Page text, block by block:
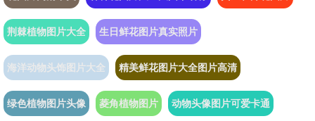
荆棘植物图片大全 生日鲜花图片真实照片
海洋动物头饰图片大全 精美鲜花图片大全图片高清
绿色植物图片头像 菱角植物图片 动物头像图片可爱卡通